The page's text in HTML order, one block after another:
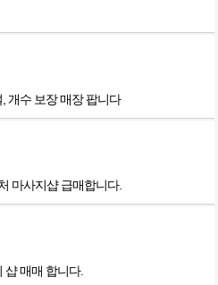
개수 보장 매장 팝니다
마사지샵 급매합니다.
샵 매매 합니다.